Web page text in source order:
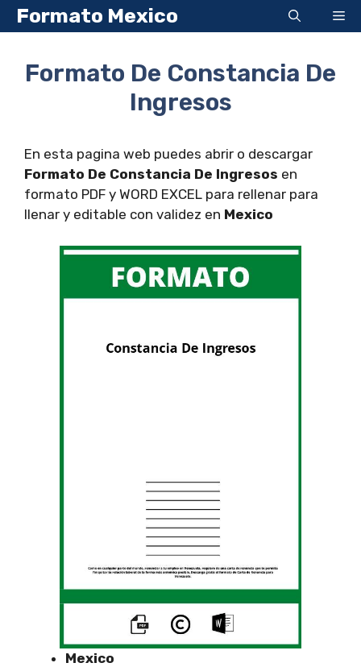
Saltar
al
Formato Mexico
Formato De Constancia De
Ingresos
En esta pagina web puedes abrir o descargar
Formato De Constancia De Ingresos en
formato PDF y WORD EXCEL para rellenar para
llenar y editable con validez en Mexico
Mexico